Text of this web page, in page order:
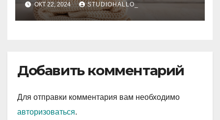
ОКТ 22, 2024 STUDIOHALLO_
Добавить комментарий
Для отправки комментария вам необходимо
авторизоваться.